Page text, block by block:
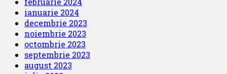
ianuarie 2024
decembrie 2023
noiembrie 2023
octombrie 2023
septembrie 2023
august 2023